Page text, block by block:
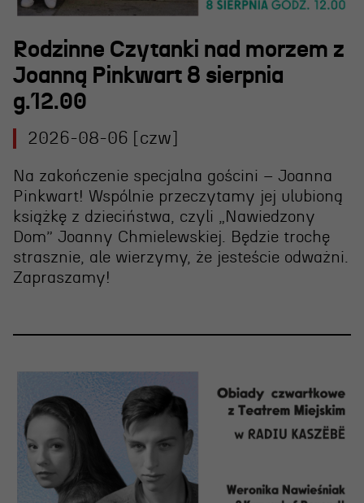
Spektakle wyjazdowe
Sponsorzy
Kontakt & Zespół
Edukacja
Wydarzenia
Oferta edukacyjna
Polecamy
Rodzinne Czytanki nad morzem z
Joanną Pinkwart 8 sierpnia
g.12.00
2026-08-06 [czw]
Na zakończenie specjalna gościni – Joanna
Pinkwart! Wspólnie przeczytamy jej ulubioną
książkę z dzieciństwa, czyli „Nawiedzony
Dom” Joanny Chmielewskiej. Będzie trochę
strasznie, ale wierzymy, że jesteście odważni.
Zapraszamy!